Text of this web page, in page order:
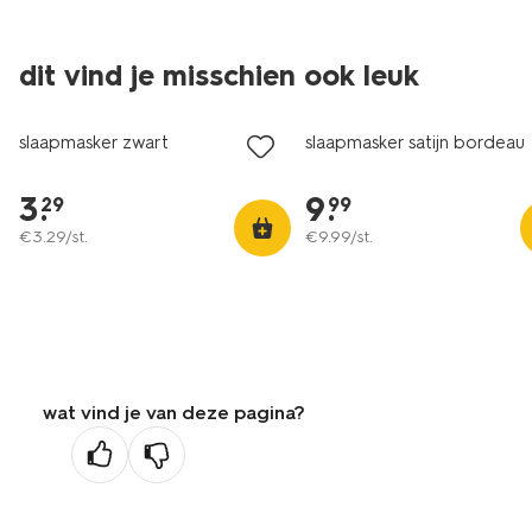
dit vind je misschien ook leuk
slaapmasker zwart
3.
29
€3.29/st.
slaapmasker satijn
9.
99
€9.99/st.
wat vind je van deze pagina?